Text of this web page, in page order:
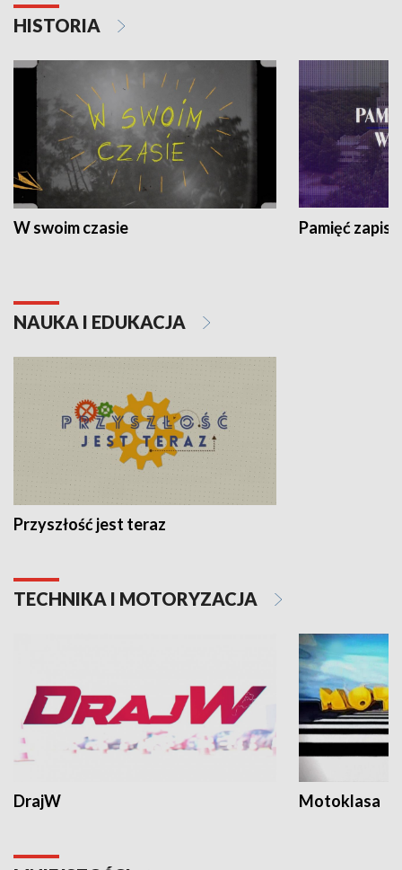
HISTORIA
W swoim czasie Pamięć
NAUKA I EDUKACJA
Przyszłość jest teraz
TECHNIKA I MOTORYZACJA
DrajW Motoklasa